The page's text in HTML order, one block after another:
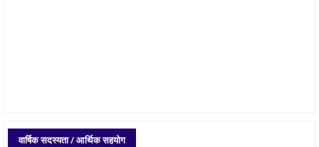
वार्षिक सदस्यता / आर्थिक सहयोग